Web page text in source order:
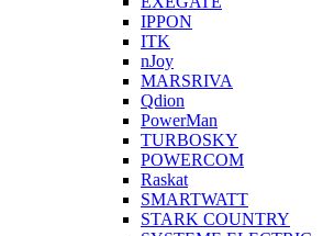
IPPON
ITK
nJoy
MARSRIVA
Qdion
PowerMan
TURBOSKY
POWERCOM
Raskat
SMARTWATT
STARK COUNTRY